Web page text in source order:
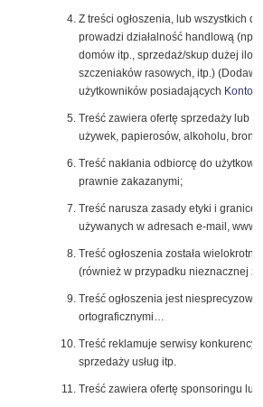
Z treści ogłoszenia, lub wszystkich
prowadzi działalność handlową
domów itp., sprzedaż/skup dużej
szczeniaków rasowych, itp.)
użytkowników posiadających Konto
Treść zawiera ofertę sprzedaży lub
używek, papierosów, alkoholu, broni
Treść nakłania odbiorcę do
prawnie zakazanymi;
Treść narusza zasady etyki i granice
używanych w adresach e-mail, www
Treść ogłoszenia została
(również w przypadku nieznacznej
Treść ogłoszenia jest
ortograficznymi…
Treść reklamuje serwisy
sprzedaży usług itp.
Treść zawiera ofertę sponsoringu lub